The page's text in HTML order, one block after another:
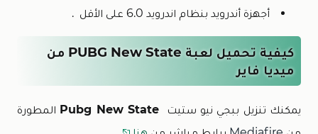
أجهزة أندرويد بنظام اندرويد 6.0 على الأقل .
كيفية تحميل لعبة PUBG New State من
ميديا فاير
يمكنك تنزيل ببجي نيو ستيت Pubg New State المطورة